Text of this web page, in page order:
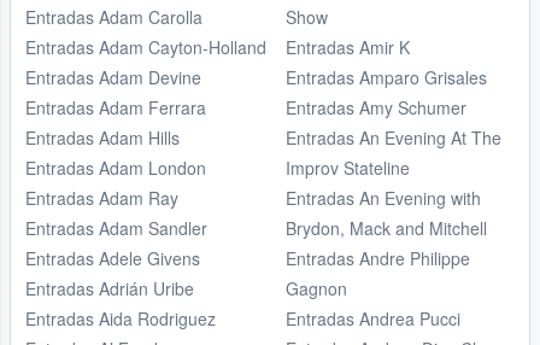
Entradas Adam Carolla
Entradas Adam Cayton-Holland
Entradas Adam Devine
Entradas Adam Ferrara
Entradas Adam Hills
Entradas Adam London
Entradas Adam Ray
Entradas Adam Sandler
Entradas Adele Givens
Entradas Adrián Uribe
Entradas Aida Rodriguez
Show
Entradas Amir K
Entradas Amparo Grisales
Entradas Amy Schumer
Entradas An Evening At The
Improv Stateline
Entradas An Evening with
Brydon, Mack and Mitchell
Entradas Andre Philippe
Gagnon
Entradas Andrea Pucci